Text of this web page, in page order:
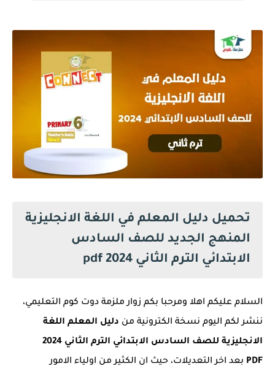
تحميل دليل المعلم في اللغة الانجليزية
المنهج الجديد للصف السادس
الابتدائي الترم الثاني 2024 pdf
السلام عليكم اهلا ومرحبا بكم زوار ملزمة دوت كوم التعليمي،
ننشر لكم اليوم نسخة الكترونية من دليل المعلم اللغة
الانجليزية للصف السادس الابتدائي الترم الثاني 2024
PDF بعد اخر التعديلات، حيث ان الكثير من اولياء الامور